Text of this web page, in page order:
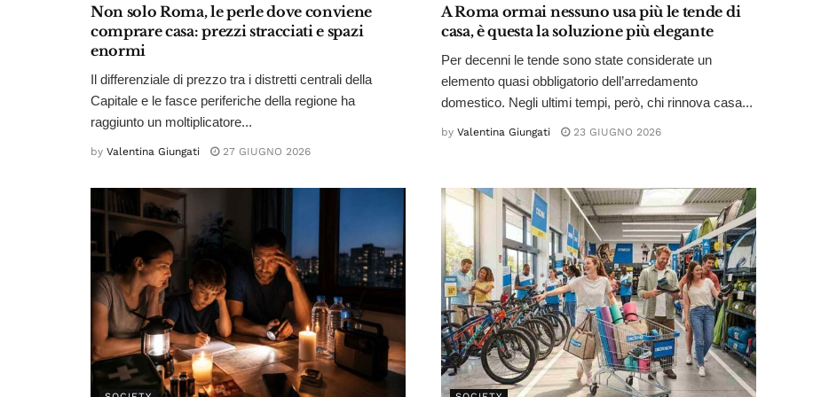
Non solo Roma, le perle dove conviene
comprare casa: prezzi stracciati e spazi
enormi
Il differenziale di prezzo tra i distretti centrali della
Capitale e le fasce periferiche della regione ha
raggiunto un moltiplicatore...
by Valentina Giungati 27 GIUGNO 2026
A Roma ormai nessuno usa più le tende di
casa, è questa la soluzione più elegante
Per decenni le tende sono state considerate un
elemento quasi obbligatorio dell’arredamento
domestico. Negli ultimi tempi, però, chi rinnova casa...
by Valentina Giungati 23 GIUGNO 2026